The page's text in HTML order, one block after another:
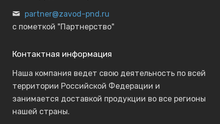
partner@zavod-pnd.ru
с пометкой "Партнерство"
Контактная информация
Наша компания ведет свою деятельность по всей
территории Российской Федерации и
занимается доставкой продукции во все регионы
нашей страны.